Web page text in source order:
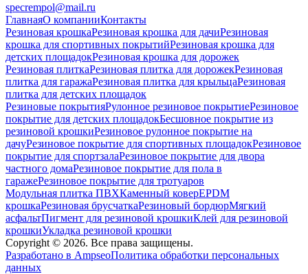
specrempol@mail.ru
ГлавнаяО компанииКонтакты
Резиновая крошкаРезиновая крошка для дачиРезиновая
крошка для спортивных покрытийРезиновая крошка для
детских площадокРезиновая крошка для дорожек
Резиновая плиткаРезиновая плитка для дорожекРезиновая
плитка для гаражаРезиновая плитка для крыльцаРезиновая
плитка для детских площадок
Резиновые покрытияРулонное резиновое покрытиеРезиновое
покрытие для детских площадокБесшовное покрытие из
резиновой крошкиРезиновое рулонное покрытие на
дачуРезиновое покрытие для спортивных площадокРезиновое
покрытие для спортзалаРезиновое покрытие для двора
частного домаРезиновое покрытие для пола в
гаражеРезиновое покрытие для тротуаров
Модульная плитка ПВХКаменный коверEPDM
крошкаРезиновая брусчаткаРезиновый бордюрМягкий
асфальтПигмент для резиновой крошкиКлей для резиновой
крошкиУкладка резиновой крошки
Copyright © 2026. Все права защищены.
Разработано в AmpseoПолитика обработки персональных
данных